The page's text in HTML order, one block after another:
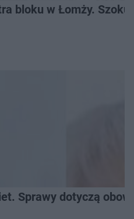
bloku w Łomży.
Sprawy dotyczą